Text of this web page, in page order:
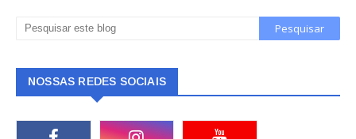
NOSSAS REDES SOCIAIS